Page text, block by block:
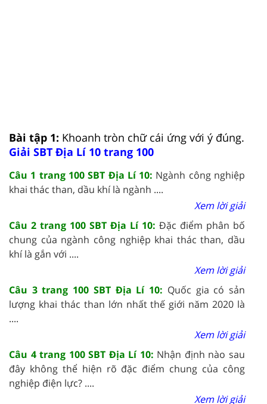
Bài tập 1: Khoanh tròn chữ cái ứng với ý đúng.
Giải SBT Địa Lí 10 trang 100
Câu 1 trang 100 SBT Địa Lí 10: Ngành công nghiệp
khai thác than, dầu khí là ngành ....
Xem lời giải
Câu 2 trang 100 SBT Địa Lí 10: Đặc điểm phân bố
chung của ngành công nghiệp khai thác than, dầu
khí là gắn với ....
Xem lời giải
Câu 3 trang 100 SBT Địa Lí 10: Quốc gia có sản
lượng khai thác than lớn nhất thế giới năm 2020 là
....
Xem lời giải
Câu 4 trang 100 SBT Địa Lí 10: Nhận định nào sau
đây không thể hiện rõ đặc điểm chung của công
nghiệp điện lực? ....
Xem lời giải